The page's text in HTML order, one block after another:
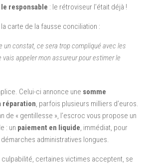
le responsable : le rétroviseur l’était déjà !
carte de la fausse conciliation :
un constat, ce sera trop compliqué avec les
appeler mon assureur pour estimer le
Celui-ci annonce une somme
réparation, parfois plusieurs milliers d’euros.
de « gentillesse », l’escroc vous propose un
: un paiement en liquide, immédiat, pour
administratives longues.
culpabilité, certaines victimes acceptent, se